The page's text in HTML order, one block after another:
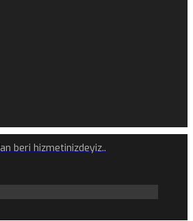
beri hizmetinizdeyiz..